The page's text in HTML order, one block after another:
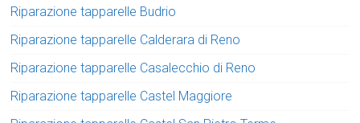
Riparazione tapparelle Budrio
Riparazione tapparelle Calderara di Reno
Riparazione tapparelle Casalecchio di Reno
Riparazione tapparelle Castel Maggiore